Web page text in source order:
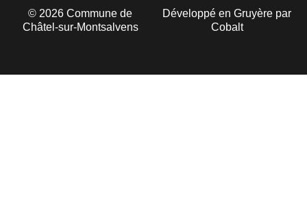
© 2026 Commune de
Châtel-sur-Montsalvens
Développé en Gruyère par
Cobalt